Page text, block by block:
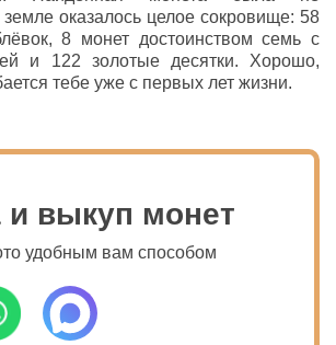
оказалось целое сокровище: 58
8 монет достоинством семь с
и 122 золотые десятки. Хорошо,
тебе уже с первых лет жизни.
и выкуп монет
удобным вам способом